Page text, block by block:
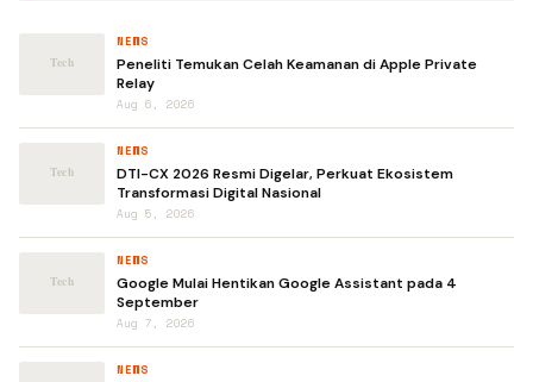
NEWS
Peneliti Temukan Celah Keamanan di Apple Private
Relay
Aug 6, 2026
NEWS
DTI-CX 2026 Resmi Digelar, Perkuat Ekosistem
Transformasi Digital Nasional
Aug 5, 2026
NEWS
Google Mulai Hentikan Google Assistant pada 4
September
Aug 7, 2026
NEWS